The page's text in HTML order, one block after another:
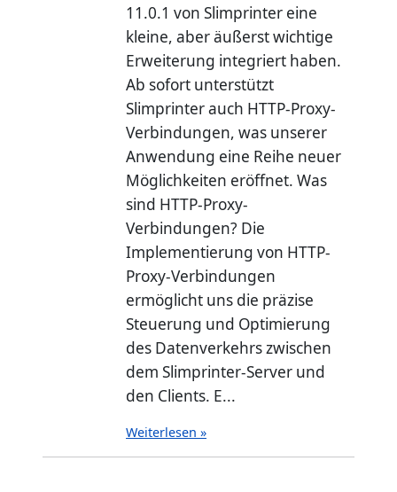
11.0.1 von Slimprinter eine
kleine, aber äußerst wichtige
Erweiterung integriert haben.
Ab sofort unterstützt
Slimprinter auch HTTP-Proxy-
Verbindungen, was unserer
Anwendung eine Reihe neuer
Möglichkeiten eröffnet. Was
sind HTTP-Proxy-
Verbindungen? Die
Implementierung von HTTP-
Proxy-Verbindungen
ermöglicht uns die präzise
Steuerung und Optimierung
des Datenverkehrs zwischen
dem Slimprinter-Server und
den Clients. E...
Weiterlesen »